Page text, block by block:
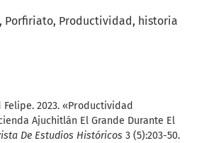
Porfiriato Productividad
historia
2023. «Productividad
Ajuchitlán El Grande Durante El
De Estudios Históricos 3 (5):203-50.